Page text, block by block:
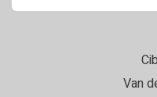
Van